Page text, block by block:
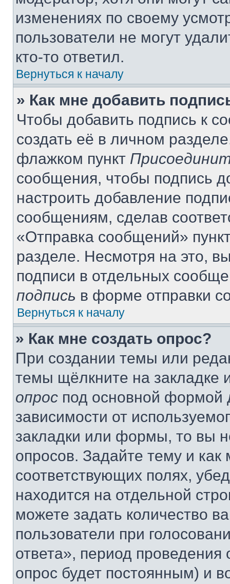
изменениях по своему
пользователи не могут
кто-то ответил.
Вернуться к началу
» Как мне добавить
Чтобы добавить подпись к
создать её в личном
флажком пункт
сообщения, чтобы подпись
настроить добавление
сообщениям, сделав
«Отправка сообщений»
разделе. Несмотря на это,
подписи в отдельных
подпись в форме отправки
Вернуться к началу
» Как мне создать опрос?
При создании темы или
темы щёлкните на
опрос под основной формой
зависимости от
закладки или формы, то вы
опросов. Задайте тему и
соответствующих полях,
находится на отдельной
можете задать количество
пользователи при
ответа», период проведения
опрос будет постоянным) и